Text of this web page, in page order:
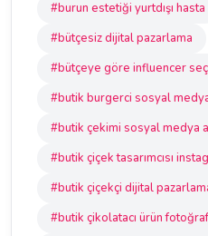
#burun estetiği yurtdışı hasta
#bütçesiz dijital pazarlama
#bütçeye göre influencer
#butik burgerci sosyal
#butik çekimi sosyal medya
#butik çiçek tasarımcısı
#butik çiçekçi dijital
#butik çikolatacı ürün